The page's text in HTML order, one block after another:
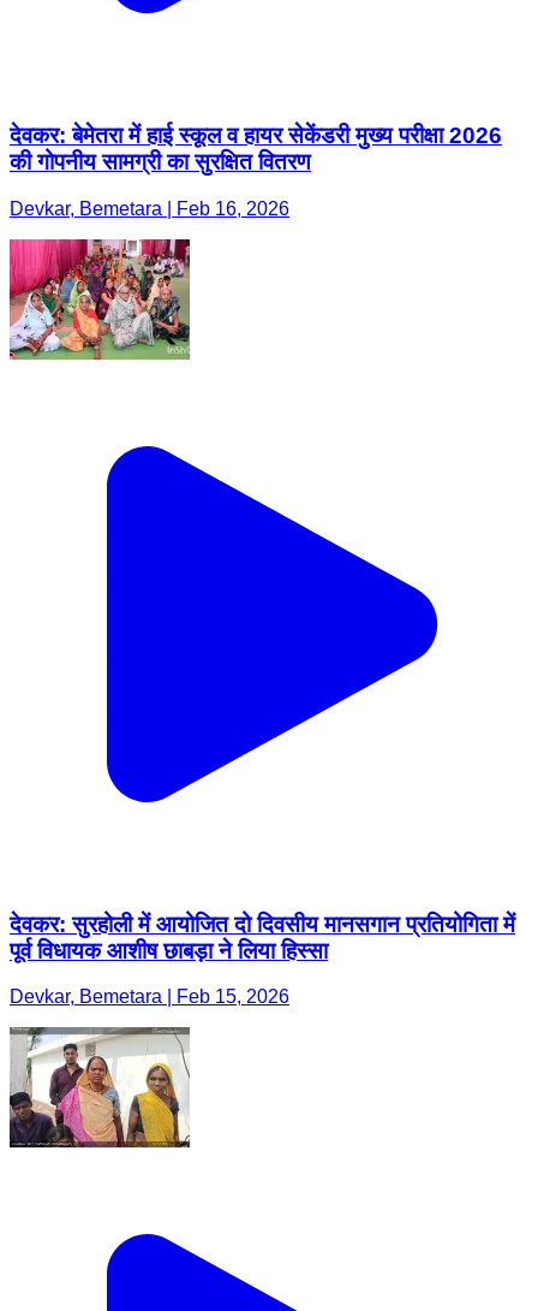
देवकर: बेमेतरा में हाई स्कूल व हायर सेकेंडरी मुख्य परीक्षा 2026
की गोपनीय सामग्री का सुरक्षित वितरण
Devkar, Bemetara | Feb 16, 2026
देवकर: सुरहोली में आयोजित दो दिवसीय मानसगान प्रतियोगिता में
पूर्व विधायक आशीष छाबड़ा ने लिया हिस्सा
Devkar, Bemetara | Feb 15, 2026